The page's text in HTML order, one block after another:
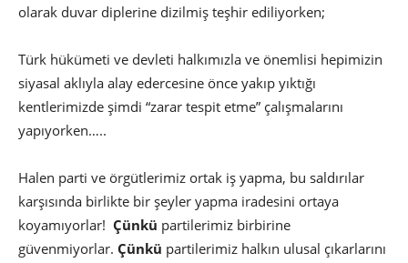
olarak duvar diplerine dizilmiş teşhir ediliyorken;
Türk hükümeti ve devleti halkımızla ve önemlisi hepimizin
siyasal aklıyla alay edercesine önce yakıp yıktığı
kentlerimizde şimdi “zarar tespit etme” çalışmalarını
yapıyorken…..
Halen parti ve örgütlerimiz ortak iş yapma, bu saldırılar
karşısında birlikte bir şeyler yapma iradesini ortaya
koyamıyorlar! Çünkü partilerimiz birbirine
güvenmiyorlar. Çünkü partilerimiz halkın ulusal çıkarlarını